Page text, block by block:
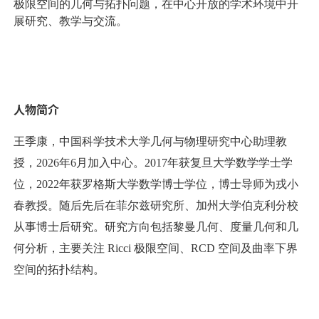
极限空间的几何与拓扑问题，在中心开放的学术环境中开
展研究、教学与交流。
人物简介
王季康，中国科学技术大学几何与物理研究中心助理教
授，2026年6月加入中心。2017年获复旦大学数学学士学
位，2022年获罗格斯大学数学博士学位，博士导师为戎小
春教授。随后先后在菲尔兹研究所、加州大学伯克利分校
从事博士后研究。研究方向包括黎曼几何、度量几何和几
何分析，主要关注 Ricci 极限空间、RCD 空间及曲率下界
空间的拓扑结构。